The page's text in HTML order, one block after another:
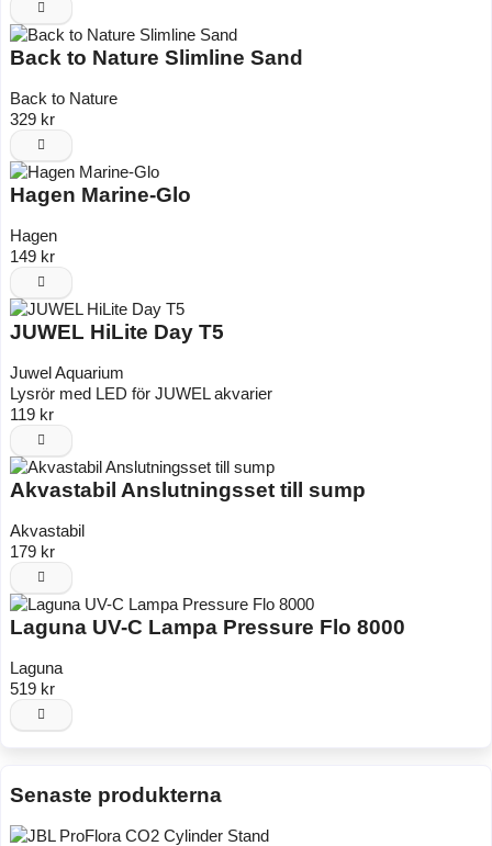
Back to Nature Slimline Sand
Back to Nature
329 kr
Hagen Marine-Glo
Hagen
149 kr
JUWEL HiLite Day T5
Juwel Aquarium
Lysrör med LED för JUWEL akvarier
119 kr
Akvastabil Anslutningsset till sump
Akvastabil
179 kr
Laguna UV-C Lampa Pressure Flo 8000
Laguna
519 kr
Senaste produkterna